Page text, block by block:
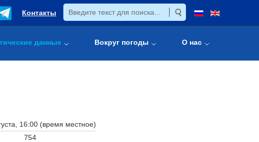
Контакты
данные Вокруг погоды О нас
16:00 (время местное)
754